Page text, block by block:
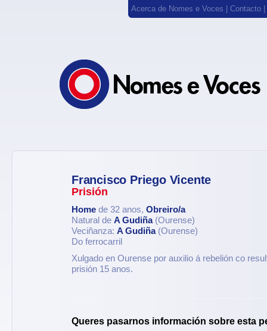
Acerca de Nomes e Voces Contacto
Francisco Priego Vicente
Prisión
Home de 32 anos, Obreiro/a
Natural de A Gudiña(Ourense)
Veciñanza: A Gudiña(Ourense)
Do ferrocarril
Xulgado en Ourense por auxilio á rebelión co
prisión 15 anos.
Queres pasarnos información sobre esta